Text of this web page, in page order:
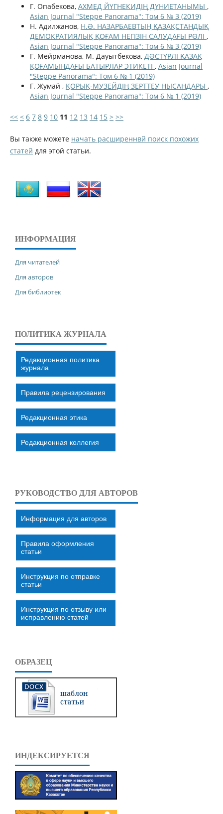
Г. Опабекова, АХМЕД ЙҮГНЕКИДІҢ ДҮНИЕТАНЫМЫ ,
Asian Journal "Steppe Panorama": Том 6 № 3 (2019)
Н. Адилжанов, Н.Ə. НАЗАРБАЕВТЫҢ ҚАЗАҚСТАНДЫҚ
ДЕМОКРАТИЯЛЫҚ ҚОҒАМ НЕГІЗІН САЛУДАҒЫ РӨЛІ ,
Asian Journal "Steppe Panorama": Том 6 № 3 (2019)
Г. Мейрманова, М. Дауытбекова, ДƏСТҮРЛІ ҚАЗАҚ
ҚОҒАМЫНДАҒЫ БАТЫРЛАР ЭТИКЕТІ , Asian Journal
"Steppe Panorama": Том 6 № 1 (2019)
Г. Жумай , ҚОРЫҚ-МУЗЕЙДІҢ ЗЕРТТЕУ НЫСАНДАРЫ ,
Asian Journal "Steppe Panorama": Том 6 № 1 (2019)
<< < 6 7 8 9 10 11 12 13 14 15 > >>
Вы также можете начать расширеннвй поиск похожих
статей для этой статьи.
ИНФОРМАЦИЯ
Для читателей
Для авторов
Для библиотек
ПОЛИТИКА ЖУРНАЛА
Редакционная политика
журнала
Правила рецензирования
Редакционная этика
Редакционная коллегия
РУКОВОДСТВО ДЛЯ АВТОРОВ
Информация для авторов
Правила оформления
статьи
Инструкция по отправке
статьи
Инструкция по отзыву или
исправлению статей
ОБРАЗЕЦ
ИНДЕКСИРУЕТСЯ